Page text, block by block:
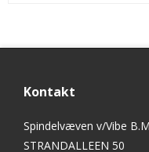
Kontakt
Spindelvæven v/Vibe
STRANDALLEEN 50